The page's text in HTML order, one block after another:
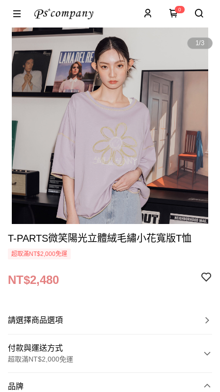
0
1/3
T-PARTS微笑陽光立體絨毛繡小花寬版T恤
超取滿NT$2,000免運
NT$2,480
請選擇商品選項
付款與運送方式
超取滿NT$2,000免運
品牌